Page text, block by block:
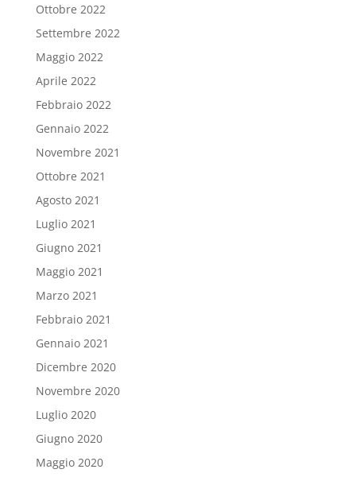
Ottobre 2022
Settembre 2022
Maggio 2022
Aprile 2022
Febbraio 2022
Gennaio 2022
Novembre 2021
Ottobre 2021
Agosto 2021
Luglio 2021
Giugno 2021
Maggio 2021
Marzo 2021
Febbraio 2021
Gennaio 2021
Dicembre 2020
Novembre 2020
Luglio 2020
Giugno 2020
Maggio 2020